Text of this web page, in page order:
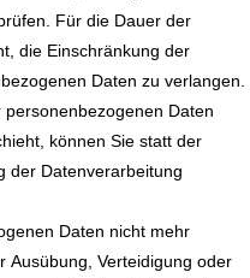
Für die Dauer der
die Einschränkung der
Daten zu verlangen.
Daten
können Sie statt der
der Datenverarbeitung
Daten nicht mehr
Ausübung, Verteidigung oder